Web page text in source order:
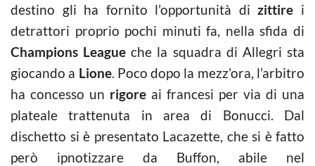
destino gli ha fornito l’opportunità dizittire i
detrattori proprio pochi minuti fa, nella sfida di
Champions League che la squadra di Allegri sta
giocando a Lione. Poco dopo la mezz’ora, l’arbitro
ha concesso un rigore ai francesi per via di una
plateale trattenuta in area di Bonucci. Dal
dischetto si è presentato Lacazette, che si è fatto
però ipnotizzare da Buffon, abile nel